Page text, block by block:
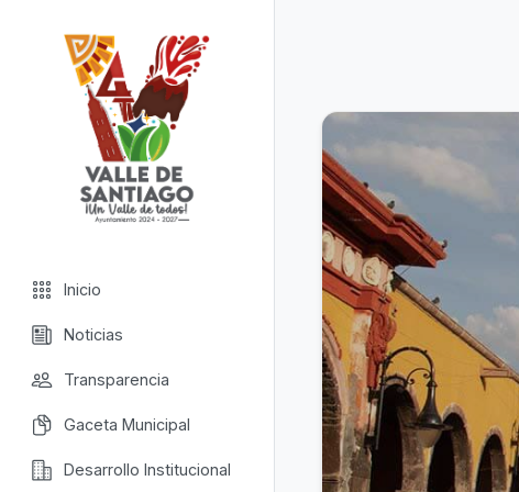
Inicio
Noticias
Transparencia
Gaceta Municipal
Desarrollo Institucional